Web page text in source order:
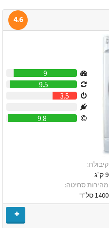
4.6
9
9.5
3.5
9.8
קיבולת:
9 ק"ג
מהירות סחיטה:
1400 סל"ד